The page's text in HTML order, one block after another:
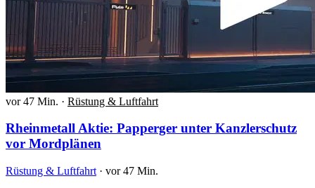
vor 47 Min. · Rüstung & Luftfahrt
Rheinmetall Aktie: Papperger unter Kanzlerschutz
vor Mordplänen
Rüstung & Luftfahrt · vor 47 Min.